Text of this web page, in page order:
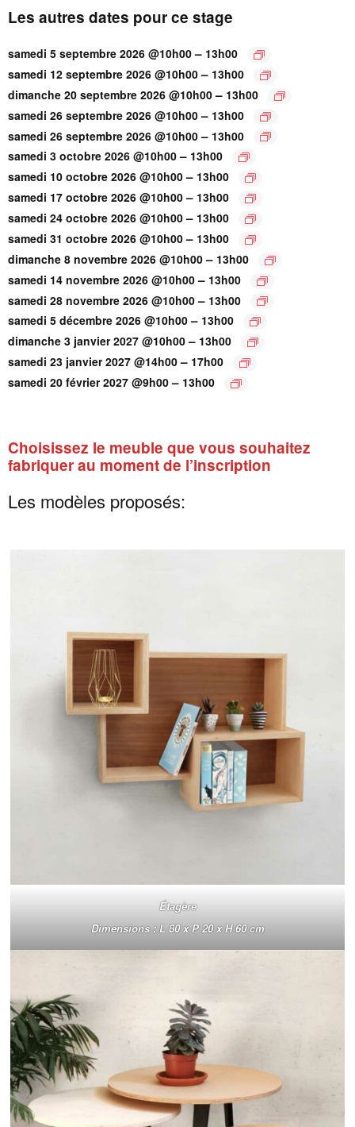
Les autres dates pour ce stage
samedi 5 septembre 2026 @10h00– 13h00
samedi 12 septembre 2026 @10h00– 13h00
dimanche 20 septembre 2026 @10h00– 13h00
samedi 26 septembre 2026 @10h00– 13h00
samedi 26 septembre 2026 @10h00– 13h00
samedi 3 octobre 2026 @10h00– 13h00
samedi 10 octobre 2026 @10h00– 13h00
samedi 17 octobre 2026 @10h00– 13h00
samedi 24 octobre 2026 @10h00– 13h00
samedi 31 octobre 2026 @10h00– 13h00
dimanche 8 novembre 2026 @10h00– 13h00
samedi 14 novembre 2026 @10h00– 13h00
samedi 28 novembre 2026 @10h00– 13h00
samedi 5 décembre 2026 @10h00– 13h00
dimanche 3 janvier 2027 @10h00– 13h00
samedi 23 janvier 2027 @14h00– 17h00
samedi 20 février 2027 @9h00– 13h00
Choisissez le meuble que vous souhaitez
fabriquer au moment de l’inscription
Les modèles proposés:
Étagère
Dimensions : L 80 x P 20 x H 60 cm